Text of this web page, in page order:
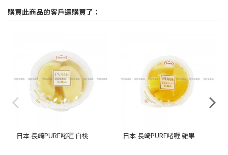
購買此商品的客戶還購買了：
日本 長崎PURE啫喱 白桃 日本 長崎PURE啫喱 雜果